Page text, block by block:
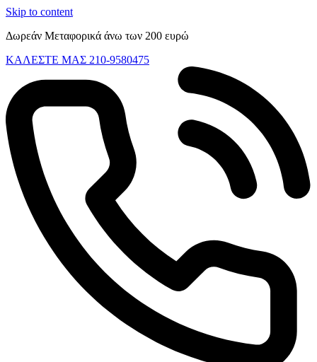
Skip to content
Δωρεάν Μεταφορικά άνω των 200 ευρώ
ΚΑΛΕΣΤΕ ΜΑΣ 210-9580475